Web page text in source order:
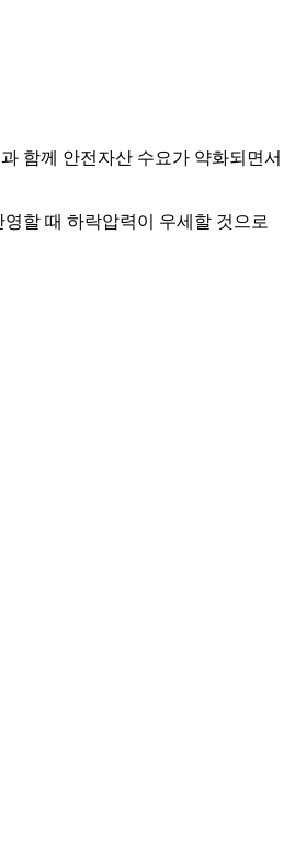
함께 안전자산 수요가 약화되면서
할 때 하락압력이 우세할 것으로